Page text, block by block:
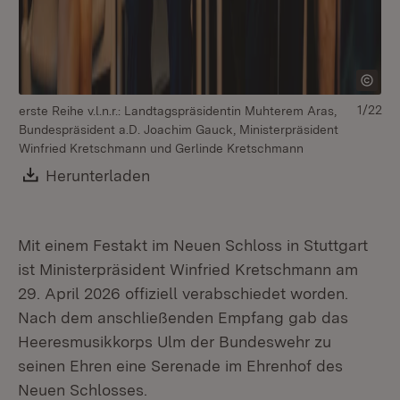
erste Reihe v.l.n.r.: Landtagspräsidentin Muhterem Aras,
Bundespräsident a.D. Joachim Gauck, Ministerpräsident
Winfried Kretschmann und Gerlinde Kretschmann
Download:
Herunterladen
1/22
Mit einem Festakt im Neuen Schloss in Stuttgart
ist Ministerpräsident Winfried Kretschmann am
29. April 2026 offiziell verabschiedet worden.
Nach dem anschließenden Empfang gab das
Heeresmusikkorps Ulm der Bundeswehr zu
seinen Ehren eine Serenade im Ehrenhof des
Neuen Schlosses.